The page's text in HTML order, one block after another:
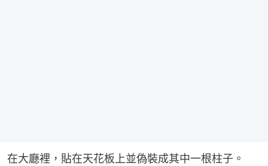
在大廳裡，貼在天花板上並偽裝成其中一根柱子。